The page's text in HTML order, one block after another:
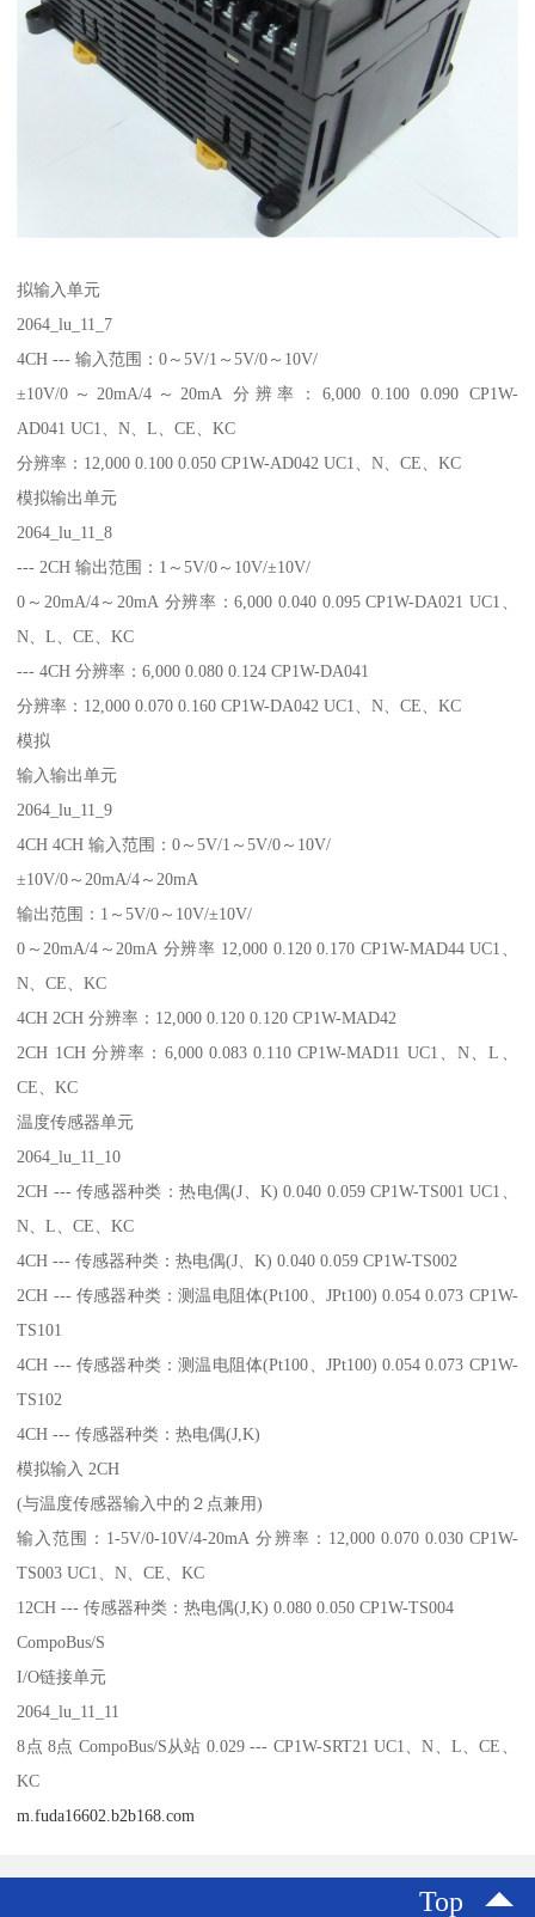
拟输入单元
2064_lu_11_7
4CH --- 输入范围：0～5V/1～5V/0～10V/
±10V/0～20mA/4～20mA 分辨率：6,000 0.100 0.090 CP1W-
AD041 UC1、N、L、CE、KC
分辨率：12,000 0.100 0.050 CP1W-AD042 UC1、N、CE、KC
模拟输出单元
2064_lu_11_8
--- 2CH 输出范围：1～5V/0～10V/±10V/
0～20mA/4～20mA 分辨率：6,000 0.040 0.095 CP1W-DA021 UC1、
N、L、CE、KC
--- 4CH 分辨率：6,000 0.080 0.124 CP1W-DA041
分辨率：12,000 0.070 0.160 CP1W-DA042 UC1、N、CE、KC
模拟
输入输出单元
2064_lu_11_9
4CH 4CH 输入范围：0～5V/1～5V/0～10V/
±10V/0～20mA/4～20mA
输出范围：1～5V/0～10V/±10V/
0～20mA/4～20mA 分辨率 12,000 0.120 0.170 CP1W-MAD44 UC1、
N、CE、KC
4CH 2CH 分辨率：12,000 0.120 0.120 CP1W-MAD42
2CH 1CH 分辨率：6,000 0.083 0.110 CP1W-MAD11 UC1、N、L、
CE、KC
温度传感器单元
2064_lu_11_10
2CH --- 传感器种类：热电偶(J、K) 0.040 0.059 CP1W-TS001 UC1、
N、L、CE、KC
4CH --- 传感器种类：热电偶(J、K) 0.040 0.059 CP1W-TS002
2CH --- 传感器种类：测温电阻体(Pt100、JPt100) 0.054 0.073 CP1W-
TS101
4CH --- 传感器种类：测温电阻体(Pt100、JPt100) 0.054 0.073 CP1W-
TS102
4CH --- 传感器种类：热电偶(J,K)
模拟输入 2CH
(与温度传感器输入中的２点兼用)
输入范围：1-5V/0-10V/4-20mA 分辨率：12,000 0.070 0.030 CP1W-
TS003 UC1、N、CE、KC
12CH --- 传感器种类：热电偶(J,K) 0.080 0.050 CP1W-TS004
CompoBus/S
I/O链接单元
2064_lu_11_11
8点 8点 CompoBus/S从站 0.029 --- CP1W-SRT21 UC1、N、L、CE、
KC
m.fuda16602.b2b168.com
Top